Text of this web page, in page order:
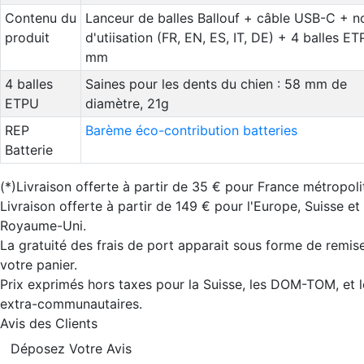
Contenu du
produit
Lanceur de balles Ballouf + câble USB-C +
d'utiisation (FR, EN, ES, IT, DE) + 4 balles
mm
4 balles
ETPU
Saines pour les dents du chien : 58 mm de
diamètre, 21g
REP
Batterie
Barème éco-contribution batteries
(*)Livraison offerte à partir de 35 € pour France
Livraison offerte à partir de 149 € pour l'Europe, Suisse et
Royaume-Uni.
La gratuité des frais de port apparait sous forme de
votre panier.
Prix exprimés hors taxes pour la Suisse, les DOM-TOM, et
extra-communautaires.
Avis des Clients
Déposez Votre Avis